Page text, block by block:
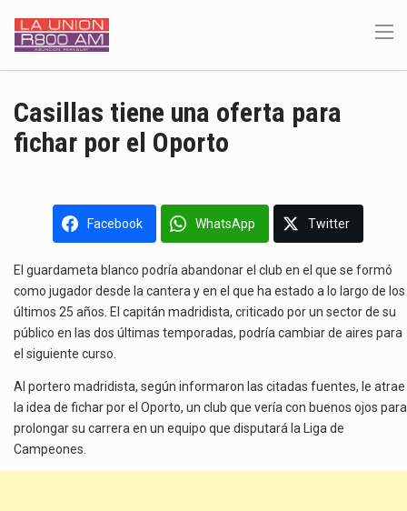
Casillas tiene una oferta para
fichar por el Oporto
Facebook WhatsApp Twitter
El guardameta blanco podría abandonar el club en el que se formó
como jugador desde la cantera y en el que ha estado a lo largo de los
últimos 25 años. El capitán madridista, criticado por un sector de su
público en las dos últimas temporadas, podría cambiar de aires para
el siguiente curso.
Al portero madridista, según informaron las citadas fuentes, le atrae
la idea de fichar por el Oporto, un club que vería con buenos ojos para
prolongar su carrera en un equipo que disputará la Liga de
Campeones.